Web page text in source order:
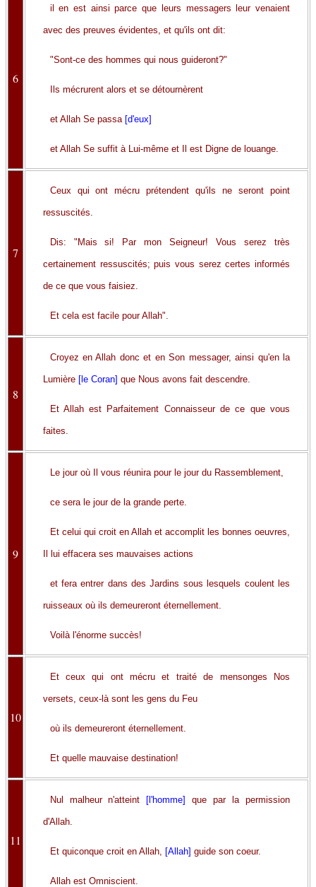
6
il en est ainsi parce que leurs messagers leur venaient
avec des preuves évidentes, et qu'ils ont dit:
"Sont-ce des hommes qui nous guideront?"
Ils mécrurent alors et se détournèrent
et Allah Se passa [d'eux]
et Allah Se suffit à Lui-même et Il est Digne de louange.
7
Ceux qui ont mécru prétendent qu'ils ne seront point
ressuscités.
Dis: "Mais si! Par mon Seigneur! Vous serez très
certainement ressuscités; puis vous serez certes informés
de ce que vous faisiez.
Et cela est facile pour Allah".
8
Croyez en Allah donc et en Son messager, ainsi qu'en la
Lumière [le Coran] que Nous avons fait descendre.
Et Allah est Parfaitement Connaisseur de ce que vous
faites.
9
Le jour où Il vous réunira pour le jour du Rassemblement,
ce sera le jour de la grande perte.
Et celui qui croit en Allah et accomplit les bonnes oeuvres,
Il lui effacera ses mauvaises actions
et fera entrer dans des Jardins sous lesquels coulent les
ruisseaux où ils demeureront éternellement.
Voilà l'énorme succès!
10
Et ceux qui ont mécru et traité de mensonges Nos
versets, ceux-là sont les gens du Feu
où ils demeureront éternellement.
Et quelle mauvaise destination!
11
Nul malheur n'atteint [l'homme] que par la permission
d'Allah.
Et quiconque croit en Allah, [Allah] guide son coeur.
Allah est Omniscient.